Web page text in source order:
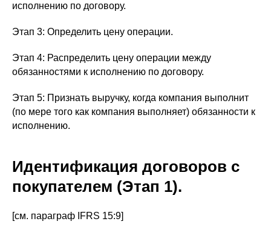
исполнению по договору.
Этап 3: Определить цену операции.
Этап 4: Распределить цену операции между
обязанностями к исполнению по договору.
Этап 5: Признать выручку, когда компания выполнит
(по мере того как компания выполняет) обязанности к
исполнению.
Идентификация договоров с
покупателем (Этап 1).
[см. параграф IFRS 15:9]